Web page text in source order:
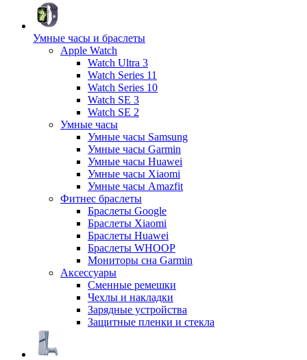
Умные часы и браслеты
Apple Watch
Watch Ultra 3
Watch Series 11
Watch Series 10
Watch SE 3
Watch SE 2
Умные часы
Умные часы Samsung
Умные часы Garmin
Умные часы Huawei
Умные часы Xiaomi
Умные часы Amazfit
Фитнес браслеты
Браслеты Google
Браслеты Xiaomi
Браслеты Huawei
Браслеты WHOOP
Мониторы сна Garmin
Аксессуары
Сменные ремешки
Чехлы и накладки
Зарядные устройства
Защитные пленки и стекла